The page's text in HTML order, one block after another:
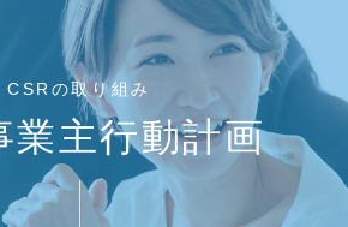
CSRの取り組み
業主行動計画